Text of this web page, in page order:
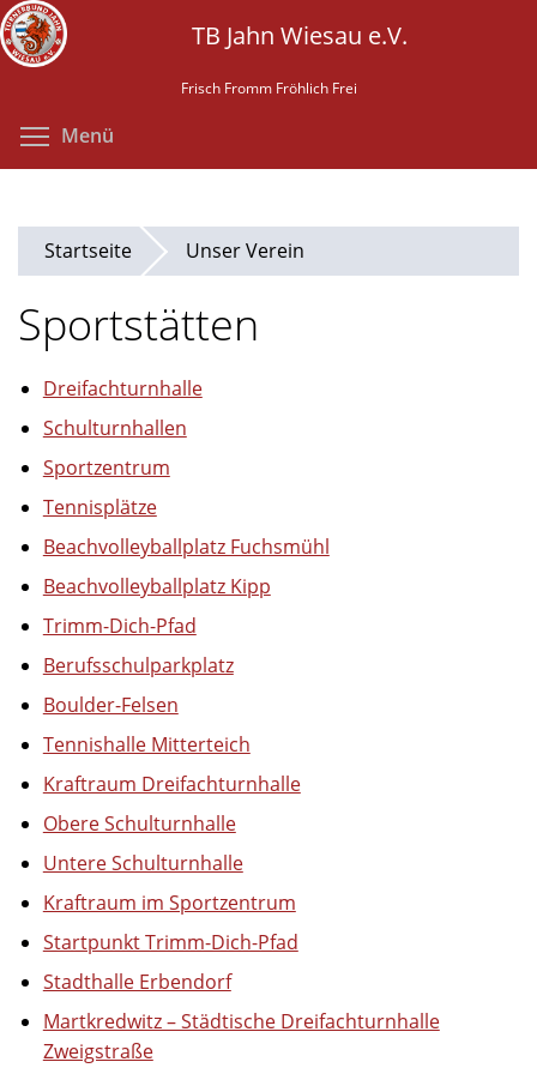
Direkt
zum
Inhalt
TB Jahn Wiesau e.V.
Frisch Fromm Fröhlich Frei
Menü
Startseite Unser Verein
Sportstätten
Dreifachturnhalle
Schulturnhallen
Sportzentrum
Tennisplätze
Beachvolleyballplatz Fuchsmühl
Beachvolleyballplatz Kipp
Trimm-Dich-Pfad
Berufsschulparkplatz
Boulder-Felsen
Tennishalle Mitterteich
Kraftraum Dreifachturnhalle
Obere Schulturnhalle
Untere Schulturnhalle
Kraftraum im Sportzentrum
Startpunkt Trimm-Dich-Pfad
Stadthalle Erbendorf
Martkredwitz – Städtische Dreifachturnhalle
Zweigstraße